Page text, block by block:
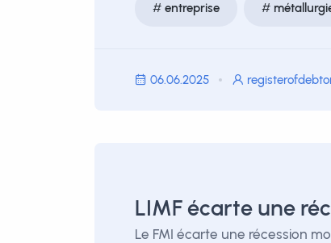
entreprise
06.06.2025
LIMF écarte une
Le FMI écarte une récession